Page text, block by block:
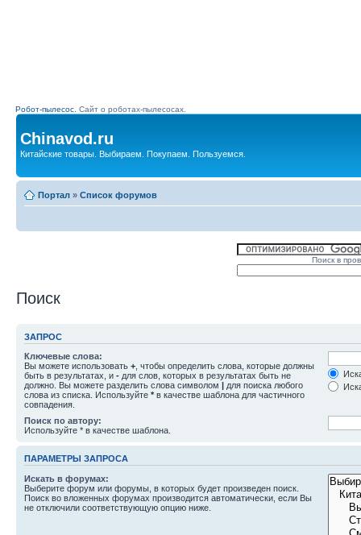
Робот-пылесос. Сайт о роботах-пылесосах.
Chinavod.ru
Китайские товары. Выбираем. Покупаем. Пользуемся.
Портал » Список форумов
Поиск в
Поиск
ЗАПРОС
Ключевые слова:
Вы можете использовать + , чтобы определить слова, которые должны
быть в результатах, и - для слов, которых в результатах быть не
должно. Вы можете разделить слова символом | для поиска любого
слова из списка. Используйте * в качестве шаблона для частичного
совпадения.
Поиск по автору:
Используйте * в качестве шаблона.
ПАРАМЕТРЫ ЗАПРОСА
Искать в форумах:
Выберите форум или форумы, в которых будет произведен поиск.
Поиск во вложенных форумах производится автоматически, если Вы
не отключили соответствующую опцию ниже.